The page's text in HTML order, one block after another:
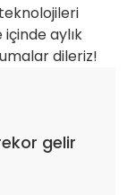
aylık
dileriz!
gelir